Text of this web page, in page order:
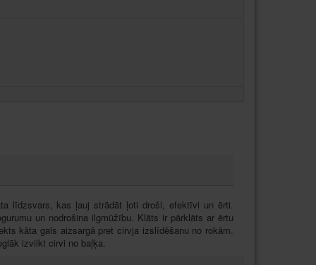
līdzsvars, kas ļauj strādāt ļoti droši, efektīvi un ērti.
un nodrošina ilgmūžību. Klāts ir pārklāts ar ērtu
kāta gals aizsargā pret cirvja izslīdēšanu no rokām.
izvilkt cirvi no baļķa.